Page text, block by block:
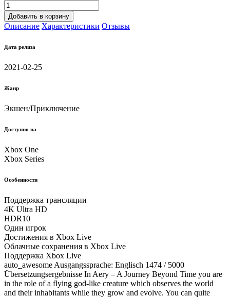
Добавить в корзину
Описание Характеристики Отзывы
Дата релиза
2021-02-25
Жанр
Экшен/Приключение
Доступно на
Xbox One
Xbox Series
Особенности
Поддержка трансляции
4K Ultra HD
HDR10
Один игрок
Достижения в Xbox Live
Облачные соxранения в Xbox Live
Поддержка Xbox Live
auto_awesome Ausgangssprache: Englisch 1474 / 5000
Übersetzungsergebnisse In Aery – A Journey Beyond Time you are
in the role of a flying god-like creature which observes the world
and their inhabitants while they grow and evolve. You can quite